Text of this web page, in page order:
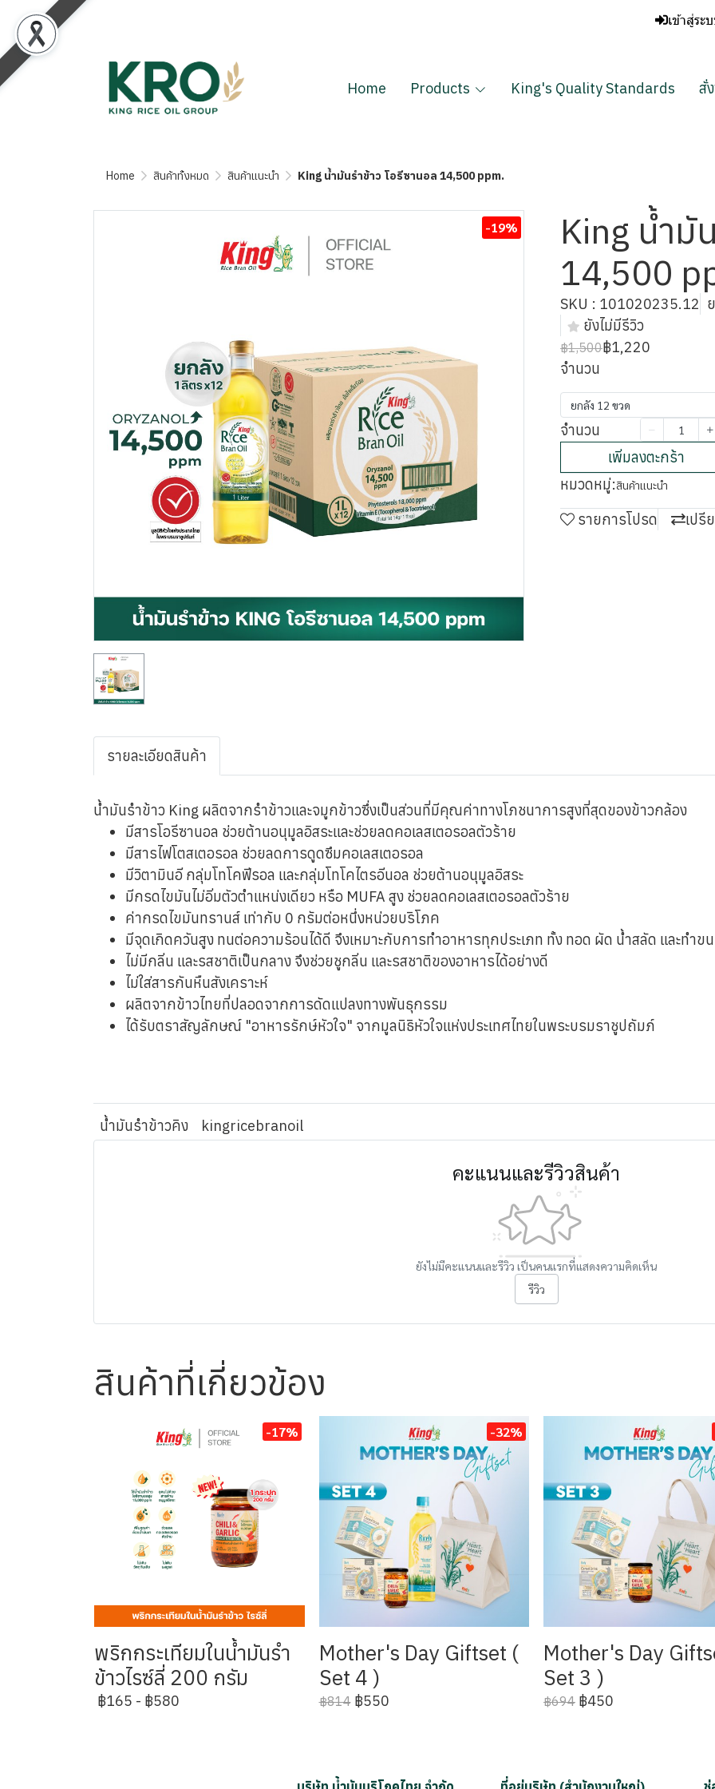
เข้าสู่ระ
Home Products King's Quality Standards สั่
Home สินค้าทั้งหมด สินค้าแนะนำ King น้ำมันรำข้าว โอรีซานอล 14,500 ppm.
-19%
King น้ำมั
14,500
SKU : 101020235.12
ยังไม่มีรีวิว
฿1,500฿1,220
จำนวน
ยกลัง 12 ขวด
จำนวน
เพิ่มลงตะกร้า
หมวดหมู่:สินค้าแนะนำ
รายการโปรด เปรี
รายละเอียดสินค้า
น้ำมันรำข้าว King ผลิตจากรำข้าวและจมูกข้าวซึ่งเป็นส่วนที่มีคุณค่าทางโภชนาการสูงที่สุดของข้าวกล้อง
มีสารโอรีซานอล ช่วยต้านอนุมูลอิสระและช่วยลดคอเลสเตอรอลตัวร้าย
มีสารไฟโตสเตอรอล ช่วยลดการดูดซึมคอเลสเตอรอล
มีวิตามินอี กลุ่มโทโคฟีรอล และกลุ่มโทโคไตรอีนอล ช่วยต้านอนุมูลอิสระ
มีกรดไขมันไม่อิ่มตัวตำแหน่งเดียว หรือ MUFA สูง ช่วยลดคอเลสเตอรอลตัวร้าย
ค่ากรดไขมันทรานส์ เท่ากับ 0 กรัมต่อหนึ่งหน่วยบริโภค
มีจุดเกิดควันสูง ทนต่อความร้อนได้ดี จึงเหมาะกับการทำอาหารทุกประเภท ทั้ง ทอด ผัด น้ำสลัด และทำข
ไม่มีกลิ่น และรสชาติเป็นกลาง จึงช่วยชูกลิ่น และรสชาติของอาหารได้อย่างดี
ไม่ใส่สารกันหืนสังเคราะห์
ผลิตจากข้าวไทยที่ปลอดจากการดัดแปลงทางพันธุกรรม
ได้รับตราสัญลักษณ์ "อาหารรักษ์หัวใจ" จากมูลนิธิหัวใจแห่งประเทศไทยในพระบรมราชูปถัมภ์
น้ำมันรำข้าวคิง kingricebranoil
คะแนนและรีวิวสินค้า
ยังไม่มีคะแนนและรีวิว เป็นคนแรกที่แสดงความคิดเห็น
รีวิว
สินค้าที่เกี่ยวข้อง
-17%
พริกกระเทียมในน้ำมันรำ
ข้าวไรซ์ลี่ 200 กรัม
฿165 - ฿580
-32%
Mother's Day Giftset (
Set 4 )
฿814 ฿550
Mother's Day
Set 3 )
฿694 ฿450